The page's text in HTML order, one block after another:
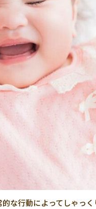
な行動によってしゃっく